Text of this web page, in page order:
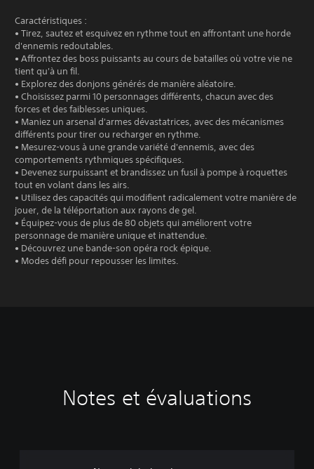
Caractéristiques :
• Tirez, sautez et esquivez en rythme tout en affrontant une horde
d'ennemis redoutables.
• Affrontez des boss puissants au cours de batailles où votre vie ne
tient qu'à un fil.
• Explorez des donjons générés de manière aléatoire.
• Choisissez parmi 10 personnages différents, chacun avec des
forces et des faiblesses uniques.
• Maniez un arsenal d'armes dévastatrices, avec des mécanismes
différents pour tirer ou recharger en rythme.
• Mesurez-vous à une grande variété d'ennemis, avec des
comportements rythmiques spécifiques.
• Devenez surpuissant et brandissez un fusil à pompe à roquettes
tout en volant dans les airs.
• Utilisez des capacités qui modifient radicalement votre manière de
jouer, de la téléportation aux rayons de gel.
• Équipez-vous de plus de 80 objets qui améliorent votre
personnage de manière unique et inattendue.
• Découvrez une bande-son opéra rock épique.
• Modes défi pour repousser les limites.
Notes et évaluations